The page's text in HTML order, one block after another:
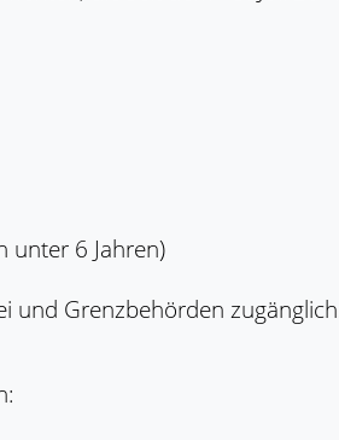
unter 6 Jahren)
und Grenzbehörden